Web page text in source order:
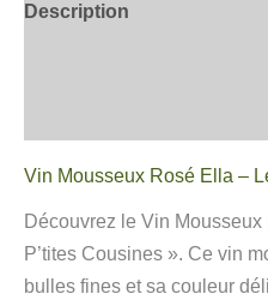
Description
Vin Mousseux Rosé Ella –
Découvrez le Vin
P’tites Cousines ». Ce vin
bulles fines et sa couleur